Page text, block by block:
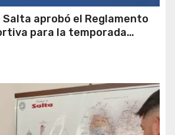
Salta aprobó el Reglamento
para la temporada